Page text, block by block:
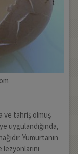
ve tahriş olmuş
uygulandığında,
Yumurtanın